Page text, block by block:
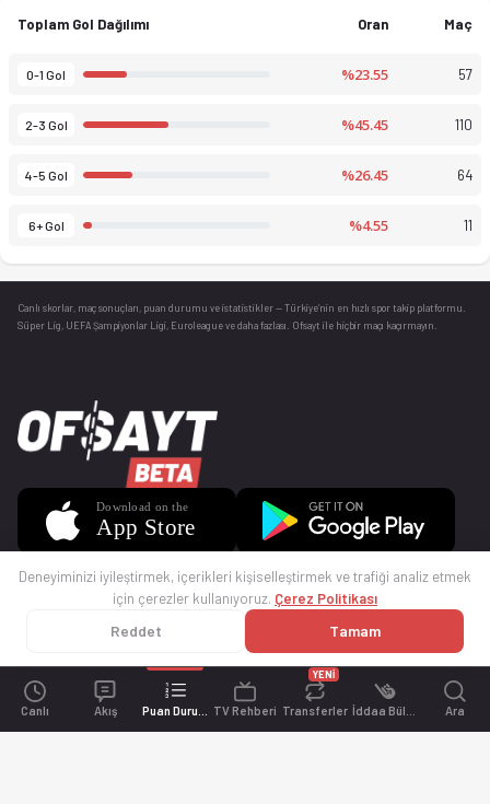
Canlı Akış TV Rehberi Transferler
YENİ
Ara
Toplam Gol Dağılımı Oran Maç
0-1 Gol %23.55 57
2-3 Gol %45.45 110
4-5 Gol %26.45 64
6+ Gol %4.55 11
Canlı skorlar , maç sonuçları, puan durumu ve istatistikler — Türkiye’nin en hızlı spor takip platformu.
Süper Lig, UEFA Şampiyonlar Ligi, Euroleague ve daha fazlası. Ofsayt ile hiçbir maçı kaçırmayın.
© 2025 Ofsayt
Deneyiminizi iyileştirmek, içerikleri kişiselleştirmek ve trafiği analiz etmek
için çerezler kullanıyoruz. Çerez Politikası
Reddet Tamam